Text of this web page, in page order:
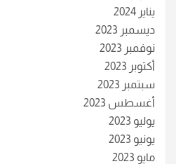
يناير 2024
ديسمبر 2023
نوفمبر 2023
أكتوبر 2023
سبتمبر 2023
أغسطس 2023
يوليو 2023
يونيو 2023
مايو 2023